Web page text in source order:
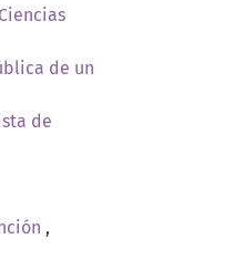
de un
de
,